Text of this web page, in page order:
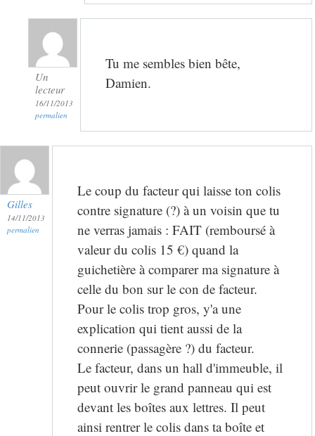
Un
lecteur
16/11/2013
permalien
Tu me sembles bien bête,
Damien.
Gilles
14/11/2013
permalien
Le coup du facteur qui laisse ton colis
contre signature (?) à un voisin que tu
ne verras jamais : FAIT (remboursé à
valeur du colis 15 €) quand la
guichetière à comparer ma signature à
celle du bon sur le con de facteur.
Pour le colis trop gros, y'a une
explication qui tient aussi de la
connerie (passagère ?) du facteur.
Le facteur, dans un hall d'immeuble, il
peut ouvrir le grand panneau qui est
devant les boîtes aux lettres. Il peut
ainsi rentrer le colis dans ta boîte et